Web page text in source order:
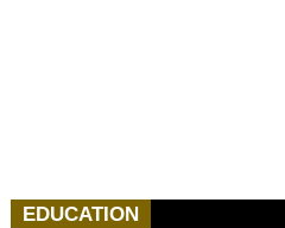
EDUCATION